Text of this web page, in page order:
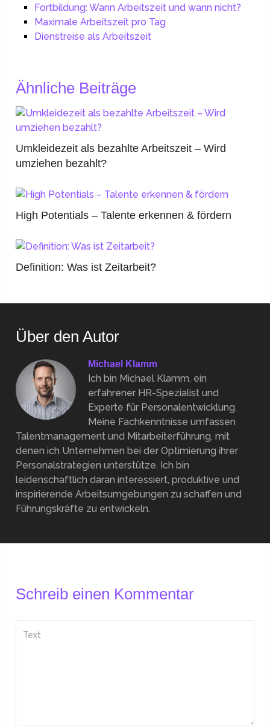
Fortbildung: Wann Arbeitszeit und wann nicht?
Maximale Arbeitszeit pro Tag
Dienstreise als Arbeitszeit
Ähnliche Beiträge
Umkleidezeit als bezahlte Arbeitszeit – Wird
umziehen bezahlt?
High Potentials – Talente erkennen & fördern
Definition: Was ist Zeitarbeit?
Über den Autor
Michael Klamm
Ich bin Michael Klamm, ein
erfahrener HR-Spezialist und
Experte für Personalentwicklung.
Meine Fachkenntnisse umfassen
Talentmanagement und Mitarbeiterführung, mit
denen ich Unternehmen bei der Optimierung ihrer
Personalstrategien unterstütze. Ich bin
leidenschaftlich daran interessiert, produktive und
inspirierende Arbeitsumgebungen zu schaffen und
Führungskräfte zu entwickeln.
Schreib einen Kommentar